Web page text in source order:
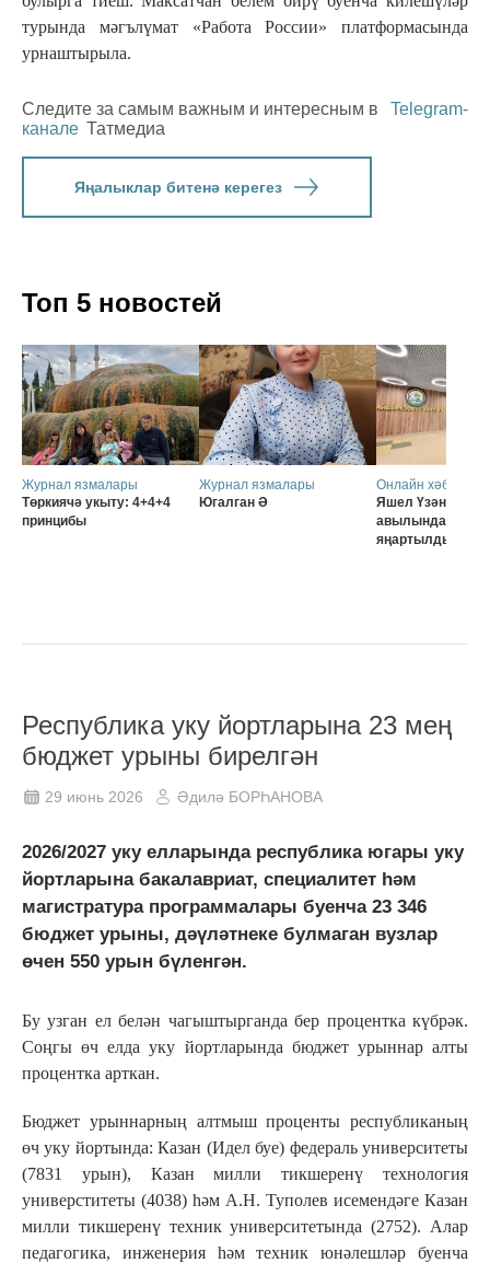
турында мәгълүмат «Работа России» платформасында
урнаштырыла.
Следите за самым важным и интересным в
Telegram-
канале Татмедиа
Яңалыклар битенә керегез
Топ 5 новостей
Журнал язмалары
Төркиячә укыту: 4+4+4
принцибы
Журнал язмалары
Югалган Ә
Онлайн хәбәрләр
Яшел Үзәннең
авылында
яңартылды
Республика уку йортларына 23 мең
бюджет урыны бирелгән
29 июнь 2026 Әдилә БОРҺАНОВА
2026/2027 уку елларында республика югары уку
йортларына бакалавриат, специалитет һәм
магистратура программалары буенча 23 346
бюджет урыны, дәүләтнеке булмаган вузлар
өчен 550 урын бүленгән.
Бу узган ел белән чагыштырганда бер процентка күбрәк.
Соңгы өч елда уку йортларында бюджет урыннар алты
процентка арткан.
Бюджет урыннарның алтмыш проценты республиканың
өч уку йортында: Казан (Идел буе) федераль университеты
(7831 урын), Казан милли тикшеренү технология
универститеты (4038) һәм А.Н. Туполев исемендәге Казан
милли тикшеренү техник университетында (2752). Алар
педагогика, инженерия һәм техник юнәлешләр буенча